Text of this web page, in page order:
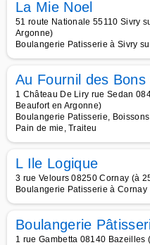
La Mie Noel
51 route Nationale 55110 Sivry
Argonne)
Boulangerie Patisserie à Sivry
Au Fournil des Bons
1 Château De Liry rue Sedan
Beaufort en Argonne)
Boulangerie Patisserie,
Pain de mie, Traiteu
L Ile Logique
3 rue Velours 08250 Cornay (à
Boulangerie Patisserie à Cornay
Boulangerie
1 rue Gambetta 08140 Bazeilles